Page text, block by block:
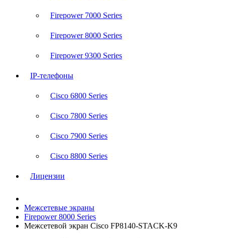
Firepower 7000 Series
Firepower 8000 Series
Firepower 9300 Series
IP-телефоны
Cisco 6800 Series
Cisco 7800 Series
Cisco 7900 Series
Cisco 8800 Series
Лицензии
Межсетевые экраны
Firepower 8000 Series
Межсетевой экран Cisco FP8140-STACK-K9